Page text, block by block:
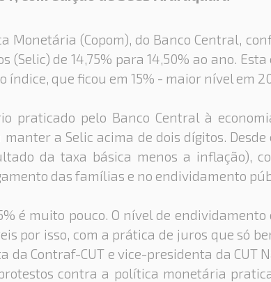
Monetária (Copom), do Banco Central,
(Selic) de 14,75% para 14,50% ao ano.
índice, que ficou em 15% - maior nível em
praticado pelo Banco Central à
a Selic acima de dois dígitos.
da taxa básica menos a inflação),
das famílias e no endividamento
é muito pouco. O nível de
por isso, com a prática de juros que só
da Contraf-CUT e vice-presidenta da CUT
contra a política monetária